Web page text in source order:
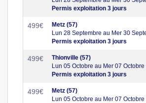
Permis exploitation 3 jours
499€
Metz (57)
Lun 28 Septembre au Mer 30
Permis exploitation 3 jours
499€
Thionville (57)
Lun 05 Octobre au Mer 07 Octobre
Permis exploitation 3 jours
499€
Metz (57)
Lun 05 Octobre au Mer 07 Octobre